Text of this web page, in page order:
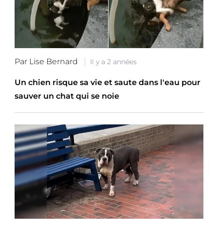
Par Lise Bernard Il y a 2 années
Un chien risque sa vie et saute dans l'eau pour
sauver un chat qui se noie